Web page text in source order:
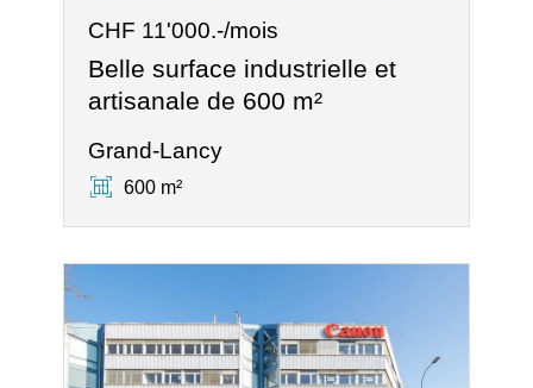
CHF 11'000.-/mois
Belle surface industrielle et
artisanale de 600 m²
Grand-Lancy
600 m²